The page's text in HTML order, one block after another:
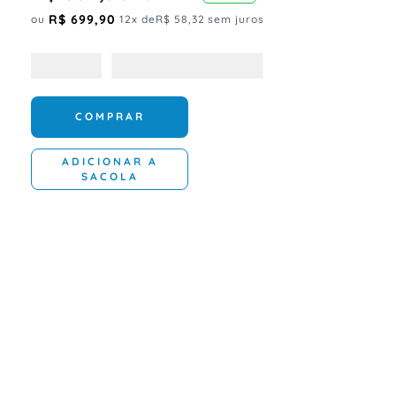
ou R$ 699,90 12x deR$ 58,32 sem juros
COMPRAR
ADICIONAR A
SACOLA